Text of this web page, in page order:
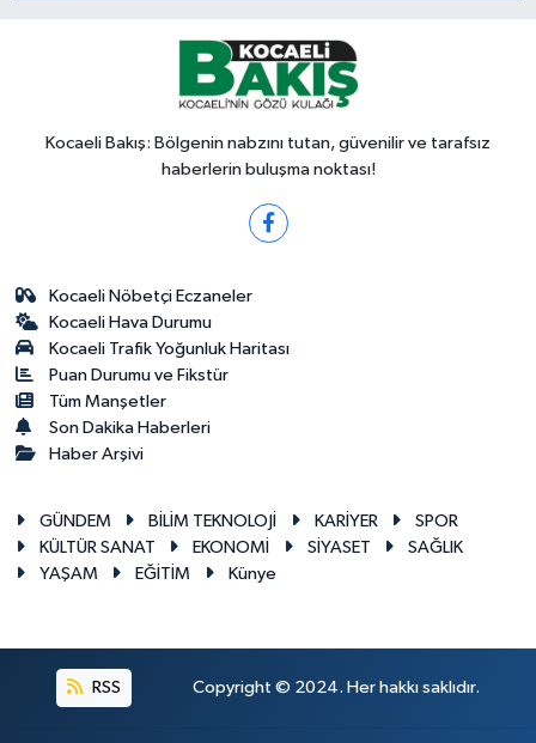
Kocaeli Bakış: Bölgenin nabzını tutan, güvenilir ve tarafsız
haberlerin buluşma noktası!
Kocaeli Nöbetçi Eczaneler
Kocaeli Hava Durumu
Kocaeli Trafik Yoğunluk Haritası
Puan Durumu ve Fikstür
Tüm Manşetler
Son Dakika Haberleri
Haber Arşivi
GÜNDEM BİLİM TEKNOLOJİ KARİYER
SPOR
KÜLTÜR SANAT
EKONOMİ SİYASET
SAĞLIK
YAŞAM
EĞİTİM Künye
RSS Copyright © 2024. Her hakkı saklıdır.